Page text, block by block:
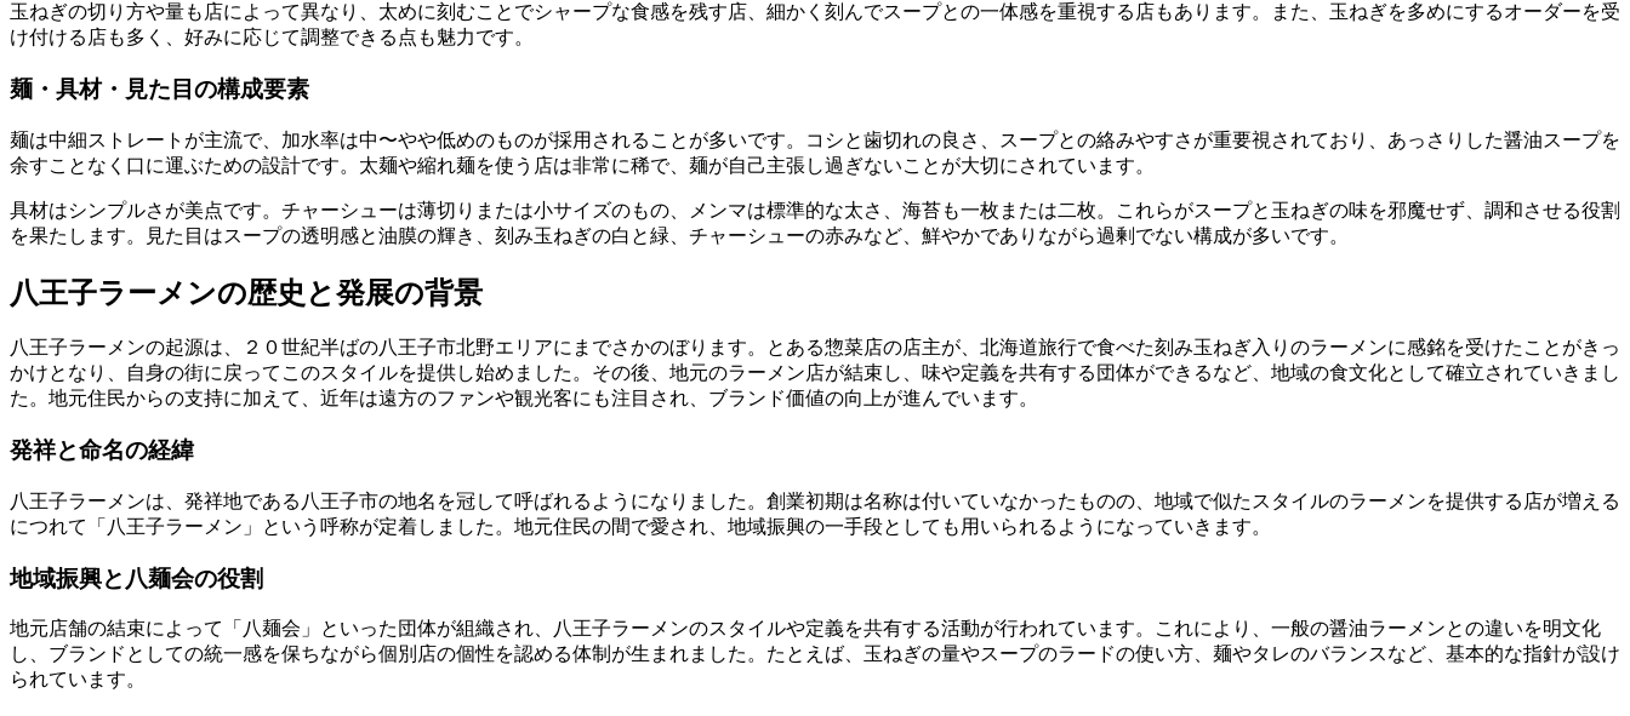
玉ねぎの切り方や量も店によって異なり、太めに刻むことでシャープな食感を残す店、細かく刻んでスープとの一体感を重視する店もあります。また、玉ねぎを多めにするオーダーを受
け付ける店も多く、好みに応じて調整できる点も魅力です。
麺・具材・見た目の構成要素
麺は中細ストレートが主流で、加水率は中〜やや低めのものが採用されることが多いです。コシと歯切れの良さ、スープとの絡みやすさが重要視されており、あっさりした醤油スープを
余すことなく口に運ぶための設計です。太麺や縮れ麺を使う店は非常に稀で、麺が自己主張し過ぎないことが大切にされています。
具材はシンプルさが美点です。チャーシューは薄切りまたは小サイズのもの、メンマは標準的な太さ、海苔も一枚または二枚。これらがスープと玉ねぎの味を邪魔せず、調和させる役割
を果たします。見た目はスープの透明感と油膜の輝き、刻み玉ねぎの白と緑、チャーシューの赤みなど、鮮やかでありながら過剰でない構成が多いです。
八王子ラーメンの歴史と発展の背景
八王子ラーメンの起源は、２０世紀半ばの八王子市北野エリアにまでさかのぼります。とある惣菜店の店主が、北海道旅行で食べた刻み玉ねぎ入りのラーメンに感銘を受けたことがきっ
かけとなり、自身の街に戻ってこのスタイルを提供し始めました。その後、地元のラーメン店が結束し、味や定義を共有する団体ができるなど、地域の食文化として確立されていきまし
た。地元住民からの支持に加えて、近年は遠方のファンや観光客にも注目され、ブランド価値の向上が進んでいます。
発祥と命名の経緯
八王子ラーメンは、発祥地である八王子市の地名を冠して呼ばれるようになりました。創業初期は名称は付いていなかったものの、地域で似たスタイルのラーメンを提供する店が増える
につれて「八王子ラーメン」という呼称が定着しました。地元住民の間で愛され、地域振興の一手段としても用いられるようになっていきます。
地域振興と八麺会の役割
地元店舗の結束によって「八麺会」といった団体が組織され、八王子ラーメンのスタイルや定義を共有する活動が行われています。これにより、一般の醤油ラーメンとの違いを明文化
し、ブランドとしての統一感を保ちながら個別店の個性を認める体制が生まれました。たとえば、玉ねぎの量やスープのラードの使い方、麺やタレのバランスなど、基本的な指針が設け
られています。